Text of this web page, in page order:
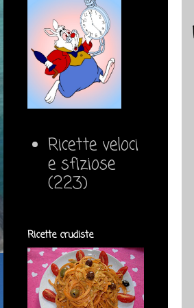
Ricette veloci
e sfiziose
(223)
Ricette crudiste